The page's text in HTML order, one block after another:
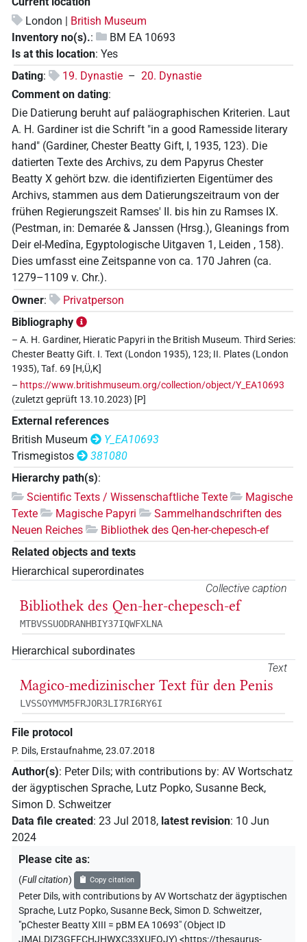
London | British Museum
Inventory no(s).:
BM EA 10693
Is at this location: Yes
Dating: 19. Dynastie – 20. Dynastie
Comment on dating:
Die Datierung beruht auf paläographischen Kriterien. Laut
A. H. Gardiner ist die Schrift "in a good Ramesside literary
hand" (Gardiner, Chester Beatty Gift, I, 1935, 123). Die
datierten Texte des Archivs, zu dem Papyrus Chester
Beatty X gehört bzw. die identifizierten Eigentümer des
Archivs, stammen aus dem Datierungszeitraum von der
frühen Regierungszeit Ramses' II. bis hin zu Ramses IX.
(Pestman, in: Demarée & Janssen (Hrsg.), Gleanings from
Deir el-Medîna, Egyptologische Uitgaven 1, Leiden , 158).
Dies umfasst eine Zeitspanne von ca. 170 Jahren (ca.
1279–1109 v. Chr.).
Owner:
Privatperson
Bibliography
– A. H. Gardiner, Hieratic Papyri in the British Museum. Third Series:
Chester Beatty Gift. I. Text (London 1935), 123; II. Plates (London
1935), Taf. 69 [H,Ü,K]
– https://www.britishmuseum.org/collection/object/Y_EA10693
(zuletzt geprüft 13.10.2023) [P]
External references
British Museum
Y_EA10693
Trismegistos
381080
Hierarchy path(s):
Scientific Texts / Wissenschaftliche Texte
Magische
Texte
Magische Papyri
Sammelhandschriften des
Neuen Reiches
Bibliothek des Qen-her-chepesch-ef
Related objects and texts
Hierarchical superordinates
Collective caption
Bibliothek des Qen-her-chepesch-ef
MTBVSSUODRANHBIY37IQWFXLNA
Hierarchical subordinates
Text
Magico-medizinischer Text für den Penis
LVSSOYMVM5FRJOR3LI7RI6RY6I
File protocol
P. Dils, Erstaufnahme, 23.07.2018
Author(s): Peter Dils; with contributions by: AV Wortschatz
der ägyptischen Sprache, Lutz Popko, Susanne Beck,
Simon D. Schweitzer
Data file created: 23 Jul 2018, latest revision: 10 Jun
2024
Please cite as:
(Full citation) Copy citation
Peter Dils,with contributions byAV Wortschatz der ägyptischen
Sprache, Lutz Popko,Susanne Beck,Simon D. Schweitzer,
"pChester Beatty XIII = pBM EA 10693" (Object ID
JMALDIZ3GFFCHJHWXC33XUEOJY) <https://thesaurus-